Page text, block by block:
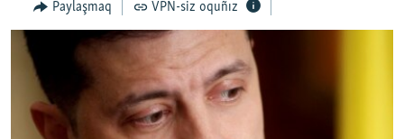
VİDEO
SÜRET
BLOGLAR
FİKİR
Paylaşmaq VPN-siz oquñız